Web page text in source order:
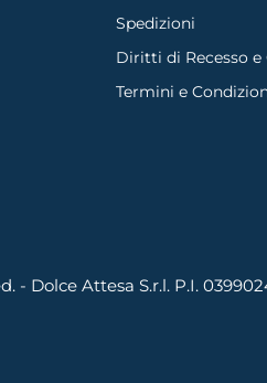
Spedizioni
Diritti di Recesso e
Termini e
- Dolce Attesa S.r.l. P.I.